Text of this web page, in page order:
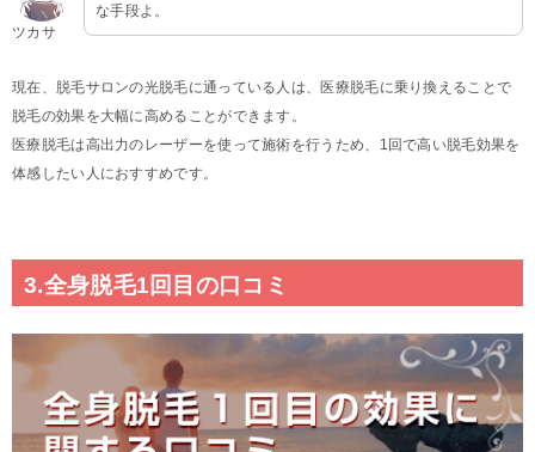
ツカサ
な手段よ。
現在、脱毛サロンの光脱毛に通っている人は、医療脱毛に乗り換えることで
脱毛の効果を大幅に高めることができます。
医療脱毛は高出力のレーザーを使って施術を行うため、1回で高い脱毛効果を
体感したい人におすすめです。
3.全身脱毛1回目の口コミ